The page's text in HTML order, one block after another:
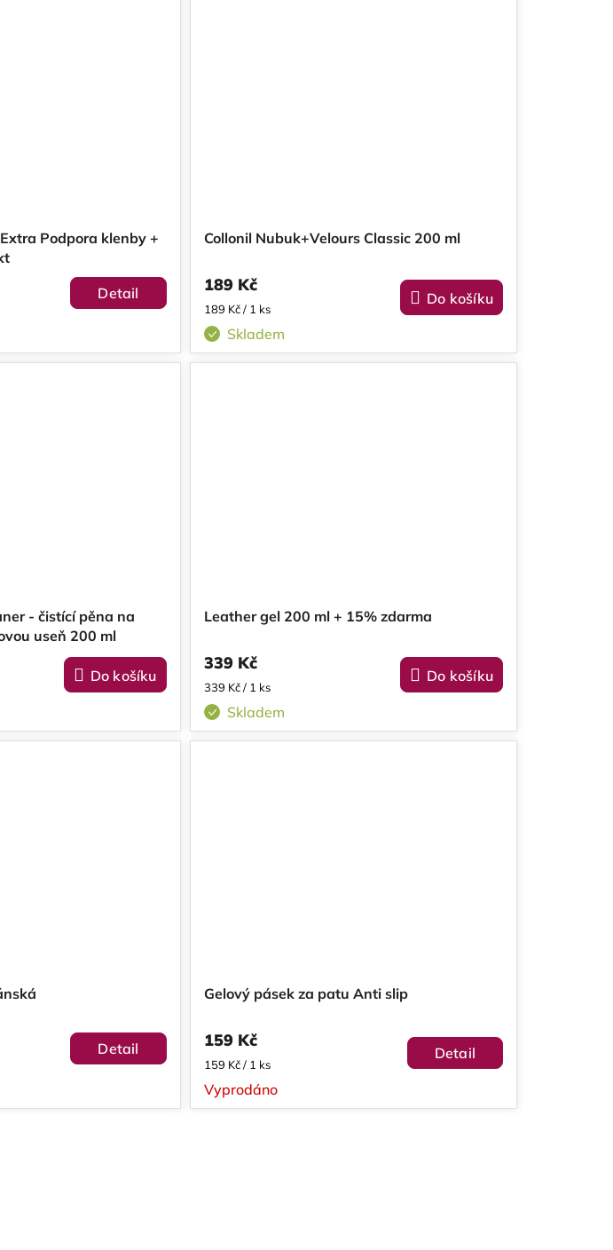
Podpora klenby +
Detail
Collonil Nubuk+Velours Classic 200 ml
189 Kč
Měrná
cena:
189 Kč / 1 ks
Do košíku
Skladem
- čistící pěna na
useň 200 ml
Do košíku
Leather gel 200 ml + 15% zdarma
339 Kč
Měrná
cena:
339 Kč / 1 ks
Do košíku
Skladem
Detail
Gelový pásek za patu Anti slip
159 Kč
Měrná
159 Kč / 1 ks
Detail
Vyprodáno